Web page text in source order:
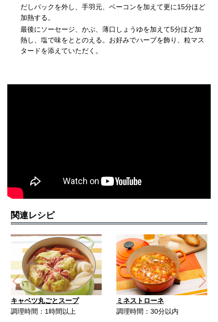
だしパックを外し、手羽元、ベーコンを加えて更に15分ほど
加熱する。
最後にソーセージ、かぶ、薄口しょうゆを加えて5分ほど加
熱し、塩で味をととのえる。お好みでハーブを飾り、粒マス
タードを添えていただく。
関連レシピ
キャベツ丸ごとスープ
調理時間：1時間以上
ミネストローネ
調理時間：30分以内
Previous